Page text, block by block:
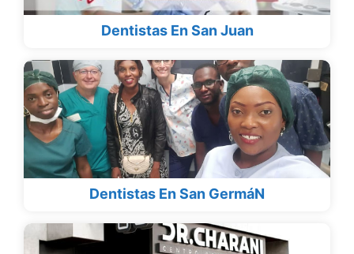
Dentistas En San Juan
Dentistas En San GermáN